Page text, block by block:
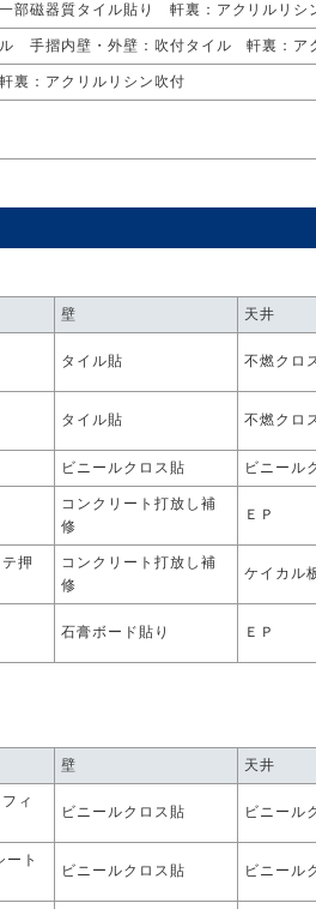
部磁器質タイル貼り 軒裏：アクリルリシ
手摺内壁・外壁：吹付タイル 軒裏：ア
裏：アクリルリシン吹付
壁 天井
タイル貼 不燃クロ
タイル貼 不燃クロ
ビニールクロス貼 ビニール
コンクリート打放し補
修
ＥＰ
押
コンクリート打放し補
修
ケイカル
石膏ボード貼り ＥＰ
壁 天井
ィ
ビニールクロス貼 ビニール
ート
ビニールクロス貼 ビニール